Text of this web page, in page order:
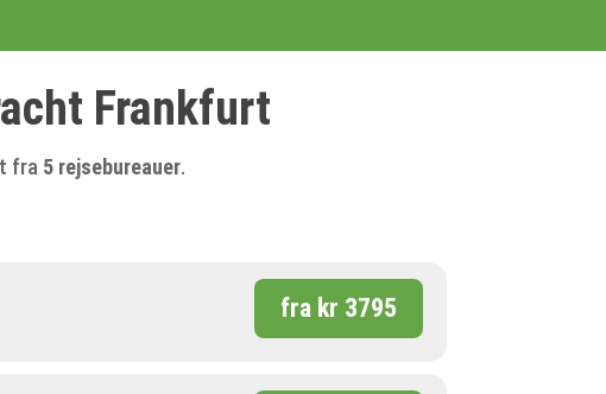
Frankfurt
fra 5 rejsebureauer.
fra kr 3795